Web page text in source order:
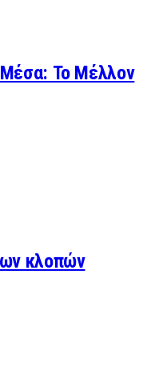
Το Μέλλον
κλοπών